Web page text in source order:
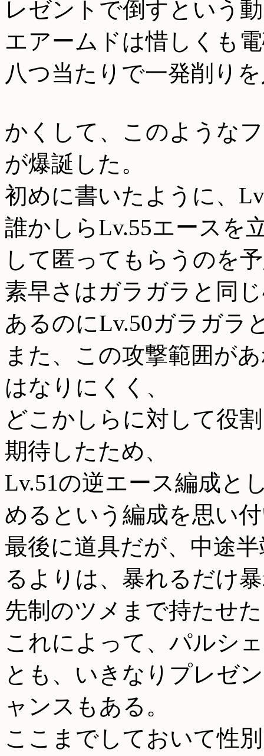
レゼントで倒すという
エアームドは惜しくも
八つ当たりで一発削り
かくして、このような
が爆誕した。
初めに書いたように、
誰かしらLv.55エースを
して匿ってもらうのを
素早さはガラガラと同
あるのにLv.50ガラガラ
また、この攻撃範囲が
はなりにくく、
どこかしらに対して役
期待したため、
Lv.51の逆エース編成と
めるという編成を思い
最後に道具だが、中途
るよりは、暴れるだけ
先制のツメまで持たせ
これによって、パルシ
とも、いきなりプレゼ
ャンスもある。
ここまでしておいて性